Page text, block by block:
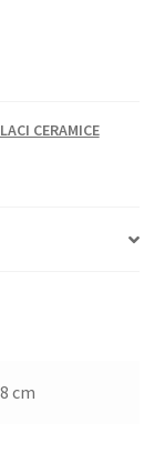
CERAMICE
cm